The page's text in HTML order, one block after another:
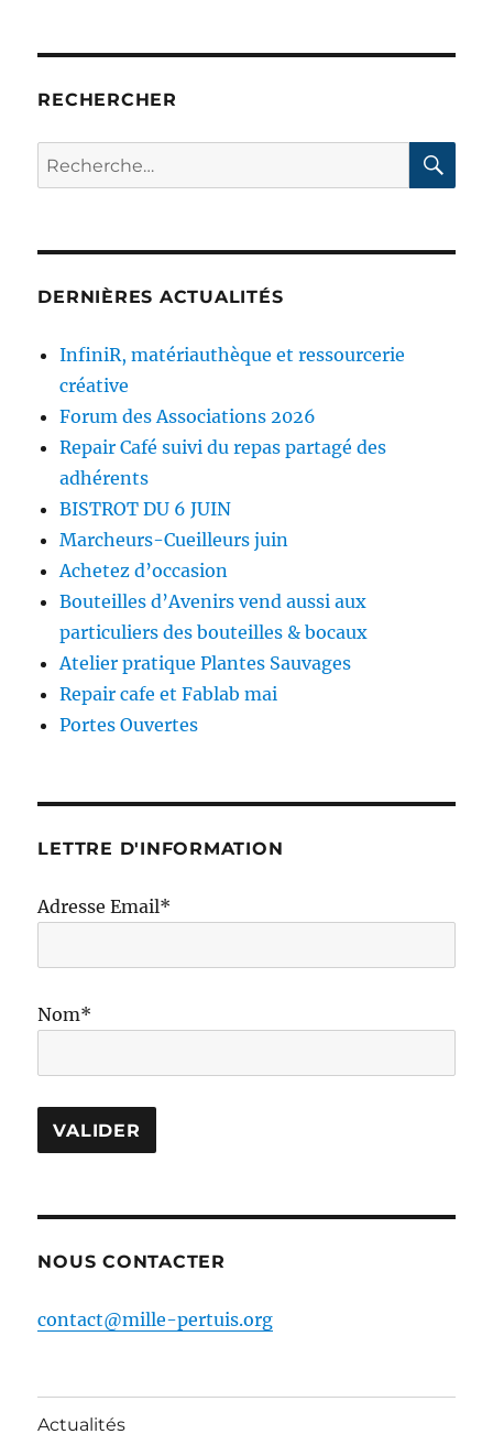
RECHERCHER
Recherche
pour :
DERNIÈRES ACTUALITÉS
InfiniR, matériauthèque et ressourcerie
créative
Forum des Associations 2026
Repair Café suivi du repas partagé des
adhérents
BISTROT DU 6 JUIN
Marcheurs-Cueilleurs juin
Achetez d’occasion
Bouteilles d’Avenirs vend aussi aux
particuliers des bouteilles & bocaux
Atelier pratique Plantes Sauvages
Repair cafe et Fablab mai
Portes Ouvertes
LETTRE D'INFORMATION
Adresse Email*
Nom*
NOUS CONTACTER
contact@mille-pertuis.org
Actualités